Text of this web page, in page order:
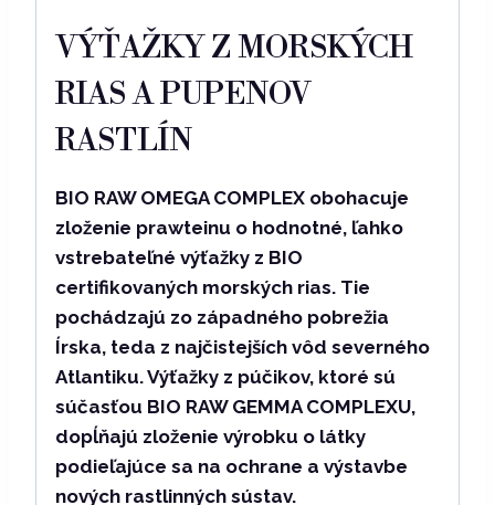
VÝŤAŽKY Z MORSKÝCH
RIAS A PUPENOV
RASTLÍN
BIO RAW OMEGA COMPLEX obohacuje
zloženie prawteinu o hodnotné, ľahko
vstrebateľné výťažky z BIO
certifikovaných morských rias. Tie
pochádzajú zo západného pobrežia
Írska, teda z najčistejších vôd severného
Atlantiku. Výťažky z púčikov, ktoré sú
súčasťou BIO RAW GEMMA COMPLEXU,
dopĺňajú zloženie výrobku o látky
podieľajúce sa na ochrane a výstavbe
nových rastlinných sústav.